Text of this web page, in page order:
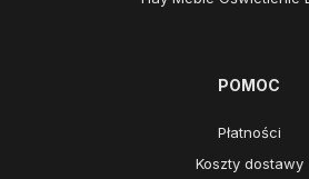
POMOC
Płatności
Koszty dostawy